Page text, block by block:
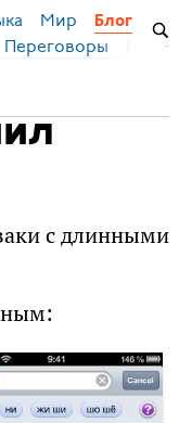
Мир Блог
Переговоры
с длинными